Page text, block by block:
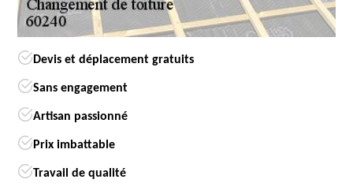
Devis et déplacement gratuits
Sans engagement
Artisan passionné
Prix imbattable
Travail de qualité